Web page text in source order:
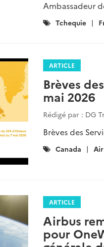
Ambassadeur
Catégories
Tchequie
ARTICLE
Brèves
mai 2026
Rédigé par : DG
Brèves des
Catégories
Canada
ARTICLE
Airbus
pour